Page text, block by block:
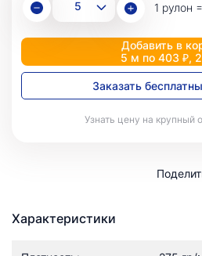
1 рулон
Добавить в
5 м по 403 ₽,
Заказать
Узнать цену на крупный
Характеристики